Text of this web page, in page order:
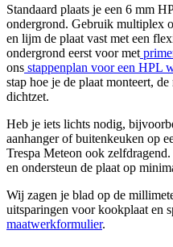
Standaard plaats je een 6 mm
ondergrond. Gebruik multiplex
en lijm de plaat vast met een
ondergrond eerst voor met
ons stappenplan voor een HPL
stap hoe je de plaat monteert,
dichtzet.
Heb je iets lichts nodig,
aanhanger of buitenkeuken op
Trespa Meteon ook
en ondersteun de plaat op
Wij zagen je blad op de
uitsparingen voor kookplaat en
maatwerkformulier.